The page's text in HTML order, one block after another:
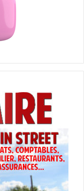
canne à sure
Miami
okeechobee
Wellington